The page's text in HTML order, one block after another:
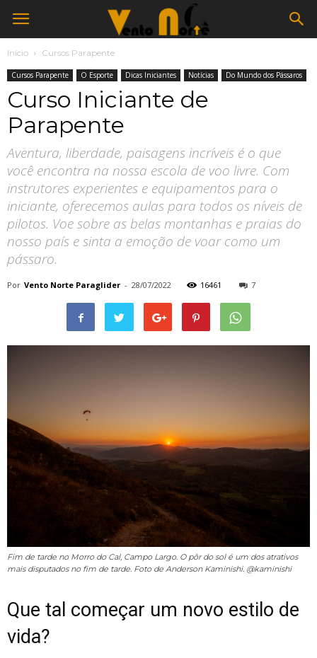
Início Cursos Parapente
Cursos Parapente O Esporte Dicas Iniciantes Notícias Do Mundo dos Pássaros
Curso Iniciante de
Parapente
Aventura, liberdade, paisagens incríveis é o que
você encontra na nossa escola de voo livre. Com
instrutores experientes e equipamentos para o
iniciante, oferecemos aulas para todos os níveis de
pilotos. Voe sobre as belas montanhas e praias do
nosso país e sinta a emoção de voar como um
pássaro.
Por Vento Norte Paraglider - 28/07/2022 16461 7
Fim de tarde no Morro do Cal, Campo Largo. O pôr do sol é um dos atrativos
mais disputados no fim de tarde. Foto de Anderson Kaminishi. @kaminishi
Que tal começar um novo estilo de
vida?